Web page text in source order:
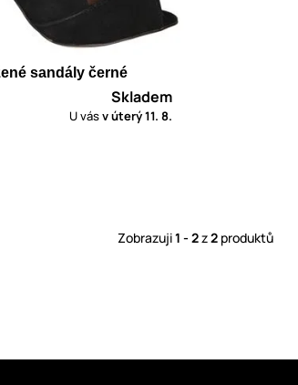
sandály černé
Skladem
U vásv úterý11. 8.
Zobrazuji1 - 2z2produktů